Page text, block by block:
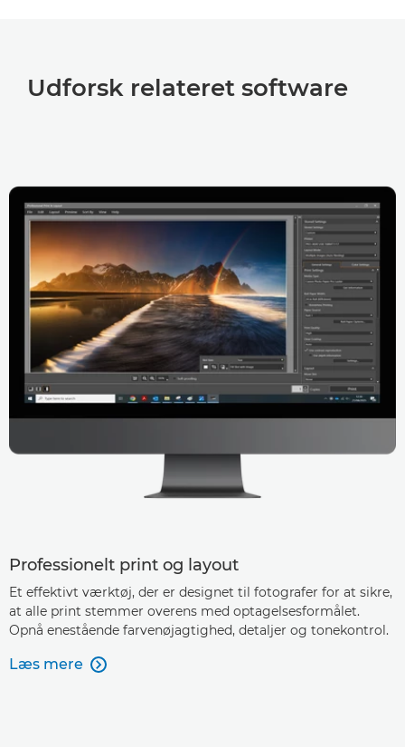
Udforsk relateret software
Professionelt print og layout
Et effektivt værktøj, der er designet til fotografer for at sikre,
at alle print stemmer overens med optagelsesformålet.
Opnå enestående farvenøjagtighed, detaljer og tonekontrol.
Læs mere 